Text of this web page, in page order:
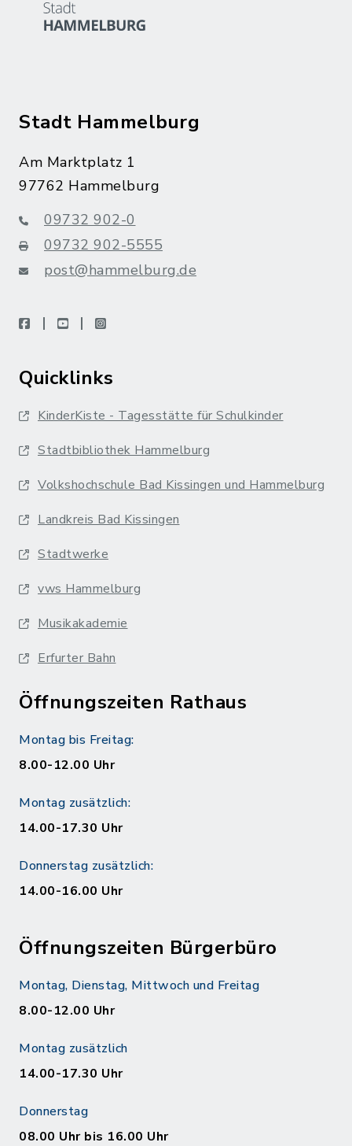
Stadt Hammelburg
Am Marktplatz 1
97762 Hammelburg
09732 902-0
09732 902-5555
post@hammelburg.de
facebookyoutubeinstagram
Quicklinks
KinderKiste - Tagesstätte für Schulkinder
Stadtbibliothek Hammelburg
Volkshochschule Bad Kissingen und Hammelburg
Landkreis Bad Kissingen
Stadtwerke
vws Hammelburg
Musikakademie
Erfurter Bahn
Öffnungszeiten Rathaus
Montag bis Freitag:
8.00-12.00 Uhr
Montag zusätzlich:
14.00-17.30 Uhr
Donnerstag zusätzlich:
14.00-16.00 Uhr
Öffnungszeiten Bürgerbüro
Montag, Dienstag, Mittwoch und Freitag
8.00-12.00 Uhr
Montag zusätzlich
14.00-17.30 Uhr
Donnerstag
08.00 Uhr bis 16.00 Uhr